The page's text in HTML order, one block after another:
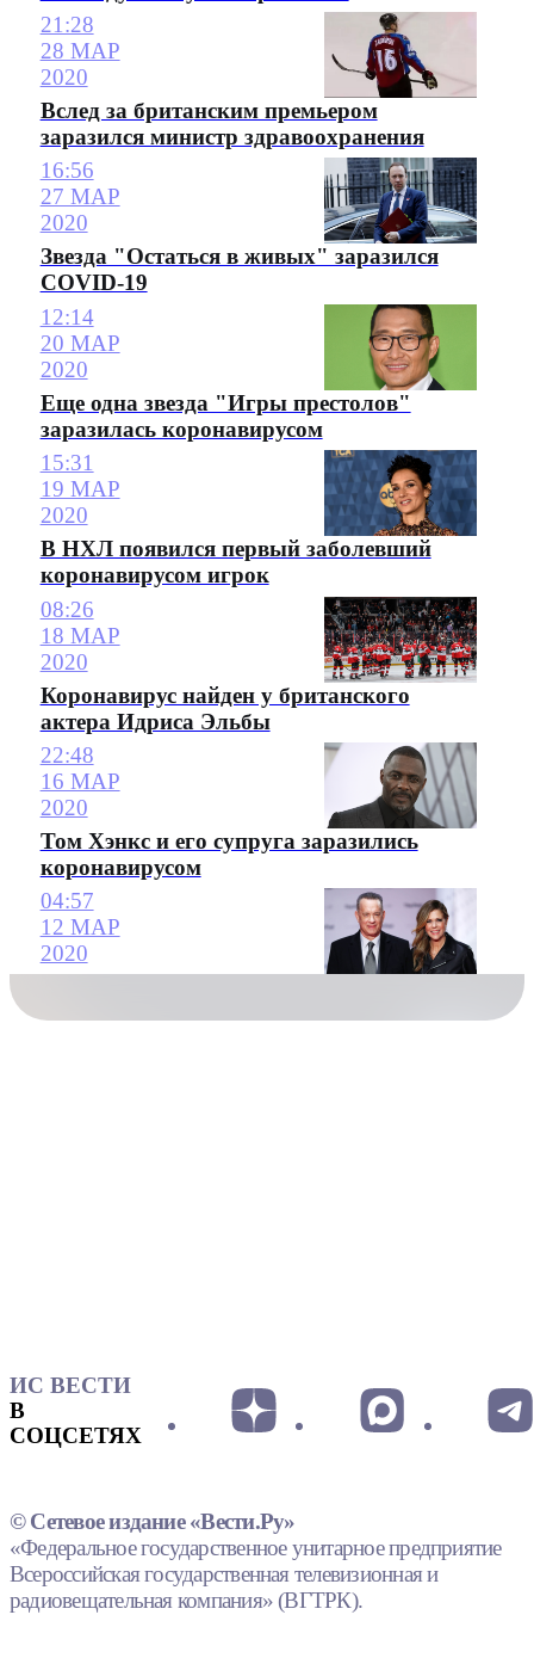
21:28
28 МАР
2020
Вслед за британским премьером
заразился министр здравоохранения
16:56
27 МАР
2020
Звезда "Остаться в живых" заразился
COVID-19
12:14
20 МАР
2020
Еще одна звезда "Игры престолов"
заразилась коронавирусом
15:31
19 МАР
2020
В НХЛ появился первый заболевший
коронавирусом игрок
08:26
18 МАР
2020
Коронавирус найден у британского
актера Идриса Эльбы
22:48
16 МАР
2020
Том Хэнкс и его супруга заразились
коронавирусом
04:57
12 МАР
2020
ИС ВЕСТИ
В
СОЦСЕТЯХ
© Сетевое издание «Вести.Ру»
«Федеральное государственное унитарное предприятие
Всероссийская государственная телевизионная и
радиовещательная компания» (ВГТРК).